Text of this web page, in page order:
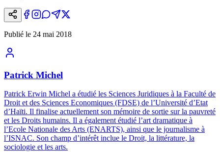
Publié le 24 mai 2018
Patrick Michel
Patrick Erwin Michel a étudié les Sciences Juridiques à la Faculté de
Droit et des Sciences Economiques (FDSE) de l’Université d’Etat
d’Haïti. Il finalise actuellement son mémoire de sortie sur la pauvreté
et les Droits humains. Il a également étudié l’art dramatique à
l’Ecole Nationale des Arts (ENARTS), ainsi que le journalisme à
l’ISNAC. Son champ d’intérêt inclue le Droit, la littérature, la
sociologie et les arts.